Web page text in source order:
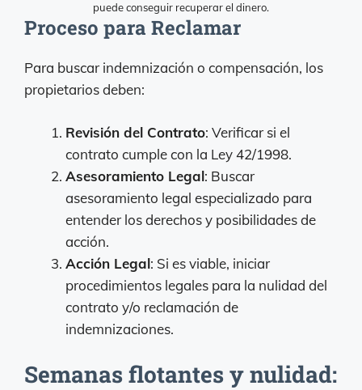
puede conseguir recuperar el dinero.
Proceso para Reclamar
Para buscar indemnización o compensación, los
propietarios deben:
Revisión del Contrato: Verificar si el
contrato cumple con la Ley 42/1998.
Asesoramiento Legal: Buscar
asesoramiento legal especializado para
entender los derechos y posibilidades de
acción.
Acción Legal: Si es viable, iniciar
procedimientos legales para la nulidad del
contrato y/o reclamación de
indemnizaciones.
Semanas flotantes y nulidad: